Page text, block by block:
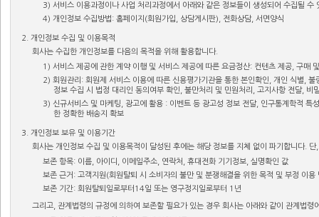
3) 서비스 이용과정이나 사업 처리과정에서 아래와 같은 정보들이 생성되어 수집될
4) 개인정보 수집방법: 홈페이지(회원가입, 상담게시판), 전화상담, 서면양식
2. 개인정보 수집 및 이용목적
회사는 수집한 개인정보를 다음의 목적을 위해 활용합니다.
1) 서비스 제공에 관한 계약 이행 및 서비스 제공에 따른 요금정산: 컨텐츠 제공, 구매
2) 회원관리: 회원제 서비스 이용에 따른 신용평가기관을 통한 본인확인, 개인 식별,
정보 수집 시 법정 대리인 동의여부 확인, 불만처리 및 민원처리, 고지사항 전달,
3) 신규서비스 및 마케팅, 광고에 활용 : 이벤트 등 광고성 정보 전달, 인구통계학적
한 정확한 배송지 확보
3. 개인정보 보유 및 이용기간
회사는 개인정보 수집 및 이용목적이 달성된 후에는 해당 정보를 지체 없이 파기합니다.
보존 항목: 이름, 아이디, 이메일주소, 연락처, 휴대전화 기기정보, 실명확인 값
보존 근거: 고객지원(회원탈퇴 시 소비자의 불만 및 분쟁해결을 위한 목적 및 부정 이용
보존 기간: 회원탈퇴일로부터14일 또는 영구정지일로부터 1년
그리고, 관계법령의 규정에 의하여 보존할 필요가 있는 경우 회사는 아래와 같이 관계법령